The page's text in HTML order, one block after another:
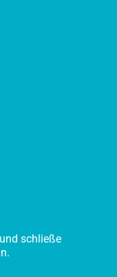
schließe